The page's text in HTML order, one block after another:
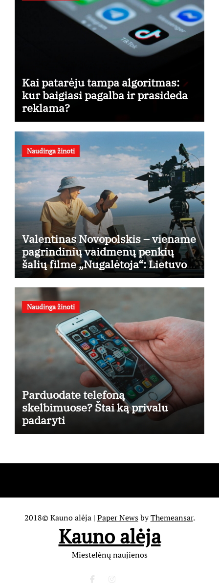
Kai patarėju tampa algoritmas:
kur baigiasi pagalba ir prasideda
reklama?
Naudinga žinoti
Valentinas Novopolskis – viename
pagrindinių vaidmenų penkių
šalių filme „Nugalėtoja“: Lietuvos
kino teatruose – nuo rugpjūčio 7-
osios
Naudinga žinoti
Parduodate telefoną
skelbimuose? Štai ką privalu
padaryti
2018© Kauno alėja | Paper NewsbyThemeansar.
Kauno alėja
Miestelėnų naujienos